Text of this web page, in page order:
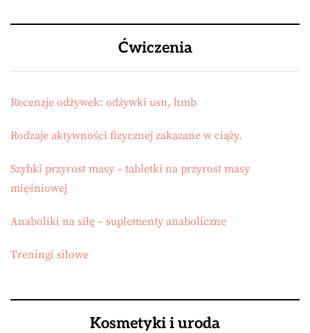
Ćwiczenia
Recenzje odżywek: odżywki usn, hmb
Rodzaje aktywności fizycznej zakazane w ciąży.
Szybki przyrost masy – tabletki na przyrost masy
mięśniowej
Anaboliki na siłę – suplementy anaboliczne
Treningi siłowe
Kosmetyki i uroda